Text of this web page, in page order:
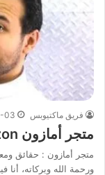
فريق ماكتيوبس 03
متجر أمازون Amazon كيف بدأ
ورحمة الله وبركاته،